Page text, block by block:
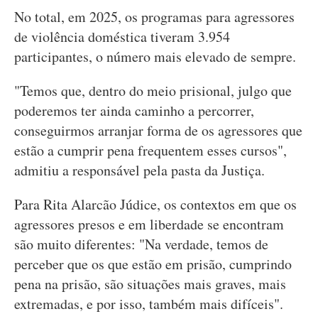
No total, em 2025, os programas para agressores
de violência doméstica tiveram 3.954
participantes, o número mais elevado de sempre.
"Temos que, dentro do meio prisional, julgo que
poderemos ter ainda caminho a percorrer,
conseguirmos arranjar forma de os agressores que
estão a cumprir pena frequentem esses cursos",
admitiu a responsável pela pasta da Justiça.
Para Rita Alarcão Júdice, os contextos em que os
agressores presos e em liberdade se encontram
são muito diferentes: "Na verdade, temos de
perceber que os que estão em prisão, cumprindo
pena na prisão, são situações mais graves, mais
extremadas, e por isso, também mais difíceis".